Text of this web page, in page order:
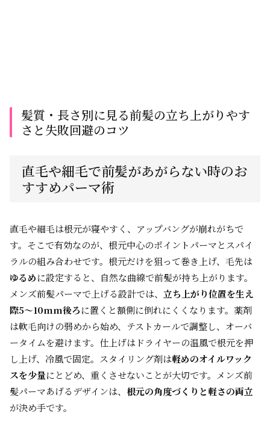
髪質・長さ別に見る前髪の立ち上がりやす
さと失敗回避のコツ
直毛や細毛で前髪があがらない時のお
すすめパーマ術
直毛や細毛は根元が寝やすく、アップバングが崩れがちで
す。そこで有効なのが、根元中心のポイントパーマとスパイ
ラルの組み合わせです。根元だけを狙って巻き上げ、毛先は
ゆるめに設定すると、自然な曲線で前髪が持ち上がります。
メンズ前髪パーマで上げる設計では、 立ち上がり位置を生え
際5〜10mm後ろに置くと額側に倒れにくくなります。薬剤
は軟毛向けの弱めから始め、テストカールで調整し、オーバ
ータイムを避けます。仕上げはドライヤーの温風で根元を押
し上げ、冷風で固定。スタイリング剤は軽めのオイルワック
スを少量にとどめ、重くさせないことが大切です。メンズ前
髪パーマあげるデザインは、 根元の角度づくりと軽さの両立
が決め手です。